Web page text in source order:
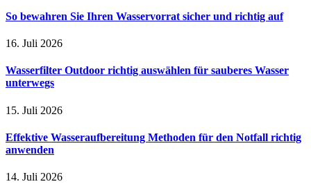
So bewahren Sie Ihren Wasservorrat sicher und richtig auf
16. Juli 2026
Wasserfilter Outdoor richtig auswählen für sauberes Wasser
unterwegs
15. Juli 2026
Effektive Wasseraufbereitung Methoden für den Notfall richtig
anwenden
14. Juli 2026